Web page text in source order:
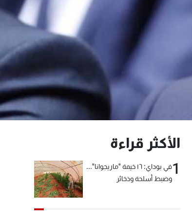
الأكثر قراءة
1
في بوداي: ١٦ خيمة "ماريجوانا"...
وضبط أسلحة وذخائر